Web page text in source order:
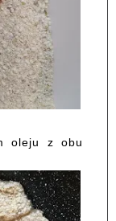
oleju z obu